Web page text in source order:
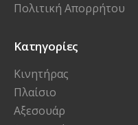
Πολιτική Απορρήτου
Κατηγορίες
Κινητήρας
Πλαίσιο
Αξεσουάρ